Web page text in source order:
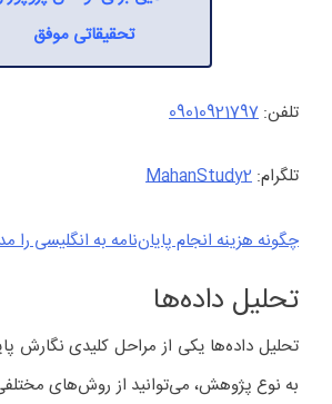
تحقیقاتی موفق
تلفن: 09010921797
تلگرام: MahanStudy2
چگونه هزینه‌ انجام پایان‌نامه به انگلیسی را
تحلیل داده‌ها
تحلیل داده‌ها یکی از مراحل کلیدی نگارش
به نوع پژوهش، می‌توانید از روش‌های